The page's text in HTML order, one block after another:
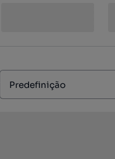
Predefinição